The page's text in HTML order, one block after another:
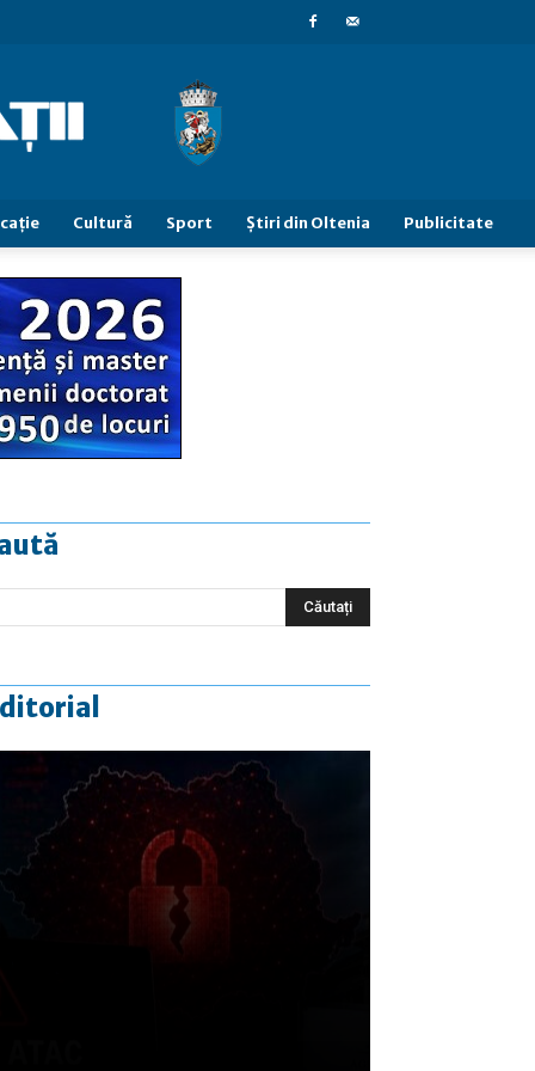
Cultură Sport Știri din Oltenia Publicitate